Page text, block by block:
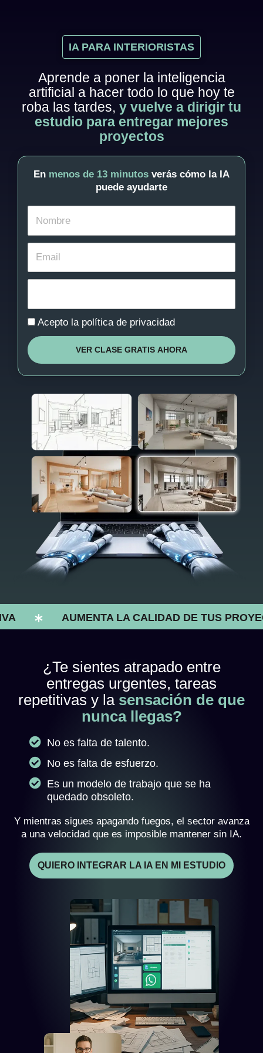
IA PARA INTERIORISTAS
Aprende a poner la inteligencia
artificial a hacer todo lo que hoy te
roba las tardes, y vuelve a dirigir tu
estudio para entregar mejores
proyectos
En menos de 13 minutos verás cómo la IA
puede ayudarte
Política
Acepto la política de privacidad
VER CLASE GRATIS AHORA
AUMENTA LA CALIDAD DE TUS
¿Te sientes atrapado entre
entregas urgentes, tareas
repetitivas y la sensación de que
nunca llegas?
No es falta de talento.
No es falta de esfuerzo.
Es un modelo de trabajo que se ha
quedado obsoleto.
Y mientras sigues apagando fuegos, el sector avanza
a una velocidad que es imposible mantener sin IA.
QUIERO INTEGRAR LA IA EN MI ESTUDIO